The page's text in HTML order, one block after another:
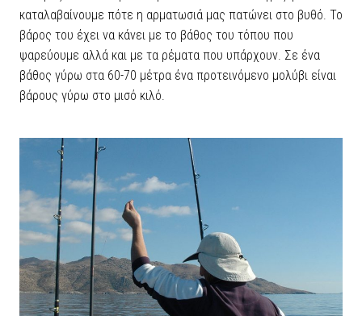
καταλαβαίνουμε πότε η αρματωσιά μας πατώνει στο βυθό. Το
βάρος του έχει να κάνει με το βάθος του τόπου που
ψαρεύουμε αλλά και με τα ρέματα που υπάρχουν. Σε ένα
βάθος γύρω στα 60-70 μέτρα ένα προτεινόμενο μολύβι είναι
βάρους γύρω στο μισό κιλό.